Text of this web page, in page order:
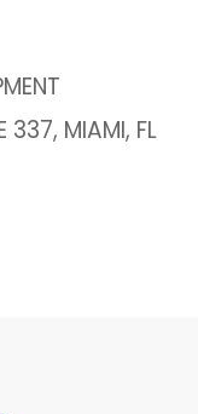
337, MIAMI, FL